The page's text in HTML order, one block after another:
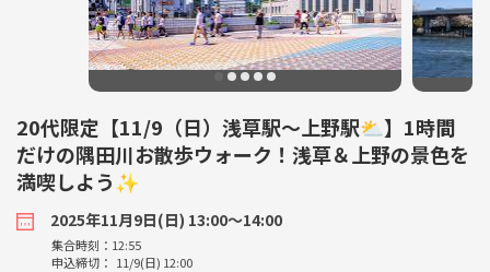
20代限定【11/9（日）浅草駅〜上野駅⛅】1時間
だけの隅田川お散歩ウォーク！浅草＆上野の景色を
満喫しよう✨
2025年11月9日(日) 13:00〜14:00
集合時刻：12:55
申込締切： 11/9(日) 12:00